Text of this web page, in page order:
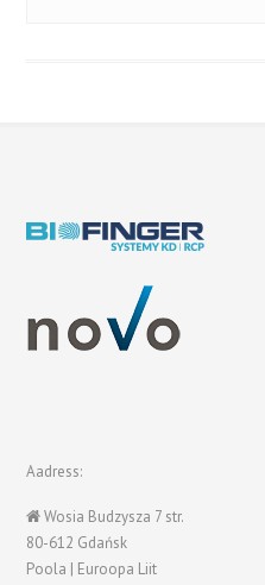
Aadress:
Wosia Budzysza 7 str.
80-612 Gdańsk
Poola | Euroopa Liit